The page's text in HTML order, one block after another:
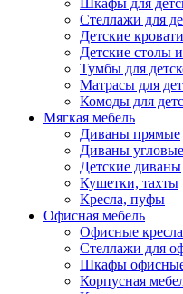
Шкафы для
Стеллажи для
Детские кровати
Детские столы и
Тумбы для
Матрасы для
Комоды для
Мягкая мебель
Диваны прямые
Диваны угловые
Детские диваны
Кушетки, тахты
Кресла, пуфы
Офисная мебель
Офисные кресла
Стеллажи для
Шкафы
Корпусная